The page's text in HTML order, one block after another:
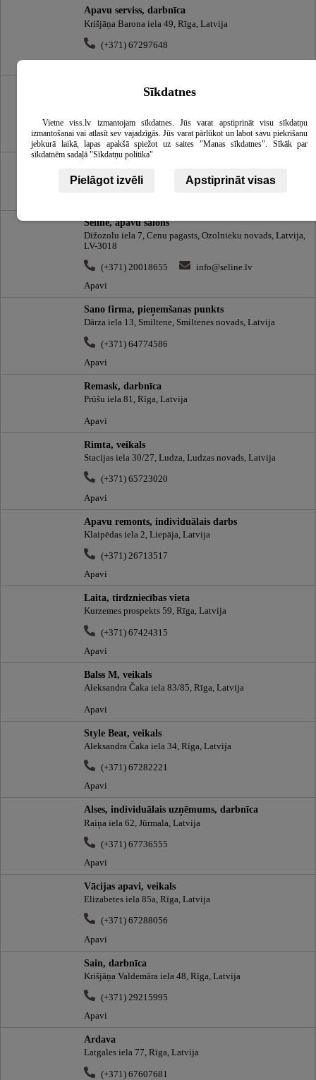
Apavu serviss, darbnīca
Krišjāņa Barona iela 49, Rīga, Latvija
(+371) 67297648
Kvabeks, veikals
(+371) 29481329
Apavi
Meziotips, veikals
Mārupes iela 5, Rīga, Latvija
Seline, apavu salons
Dižozolu iela 7, Cenu pagasts, Ozolnieku novads, Latvija,
LV-3018
(+371) 20018655
info@seline.lv
Apavi
Sano firma, pieņemšanas punkts
Dārza iela 13, Smiltene, Smiltenes novads, Latvija
(+371) 64774586
Apavi
Remask, darbnīca
Prūšu iela 81, Rīga, Latvija
Apavi
Rimta, veikals
Stacijas iela 30/27, Ludza, Ludzas novads, Latvija
(+371) 65723020
Apavi
Apavu remonts, individuālais darbs
Klaipēdas iela 2, Liepāja, Latvija
(+371) 26713517
Apavi
Laita, tirdzniecības vieta
Kurzemes prospekts 59, Rīga, Latvija
(+371) 67424315
Apavi
Balss M, veikals
Aleksandra Čaka iela 83/85, Rīga, Latvija
Apavi
Style Beat, veikals
Aleksandra Čaka iela 34, Rīga, Latvija
(+371) 67282221
Apavi
Alses, individuālais uzņēmums, darbnīca
Raiņa iela 62, Jūrmala, Latvija
(+371) 67736555
Apavi
Vācijas apavi, veikals
Elizabetes iela 85a, Rīga, Latvija
(+371) 67288056
Apavi
Sain, darbnīca
Krišjāņa Valdemāra iela 48, Rīga, Latvija
(+371) 29215995
Apavi
Ardava
Latgales iela 77, Rīga, Latvija
(+371) 67607681
Sīkdatnes
Vietne viss.lv izmantojam sīkdatnes. Jūs varat apstiprināt visu sīkdatņu
izmantošanai vai atlasīt sev vajadzīgās. Jūs varat pārlūkot un labot savu piekrišanu
jebkurā laikā, lapas apakšā spiežot uz saites "Manas sīkdatnes". Sīkāk par
sīkdatnēm sadaļā "Sīkdatņu politika"
Pielāgot izvēli Apstiprināt visas